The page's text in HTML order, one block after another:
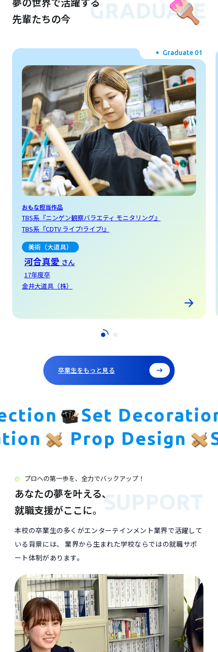
先輩たちの今
GRADUATE
Graduate 02
おもな担当作品
TBS系『初恋DOGs』
TBS系『あのクズを殴ってやりたいんだ』
映画『グランメゾン・パリ』
美術（持道具）
齋藤愛実
18年度卒
卒業生をもっと見る
Set Decoration
Prop Design
プロへの第一歩を、全力でバックアップ！
あなたの夢を叶える、
就職支援がここに。 SUPPORT
本校の卒業生の多くがエンターテインメント業界で活躍して
いる背景には、 業界から生まれた学校ならではの就職サポ
ート体制があります。